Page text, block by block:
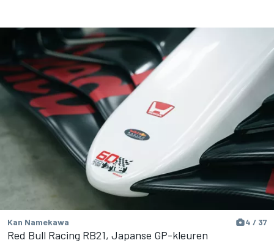
Kan Namekawa 4 / 37
Red Bull Racing RB21, Japanse GP-kleuren